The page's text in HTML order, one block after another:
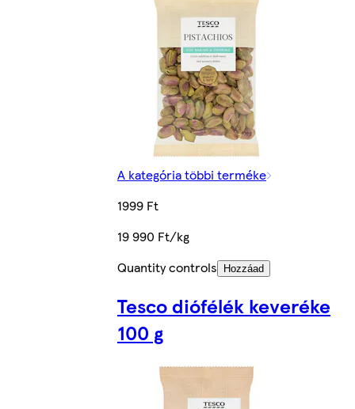
A kategória többi terméke
1999 Ft
19 990 Ft/kg
Quantity controls
Hozzáad
Tesco diófélék keveréke
100 g